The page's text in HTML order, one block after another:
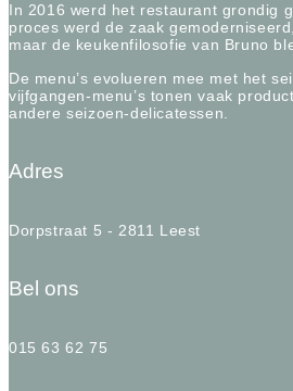
In 2016 werd het restaurant grondig
proces werd de zaak
maar de keukenfilosofie van Bruno
De menu’s evolueren mee met het
vijfgangen-menu’s tonen vaak
andere seizoen-delicatessen.
Adres
Dorpstraat 5 - 2811 Leest
Bel ons
015 63 62 75